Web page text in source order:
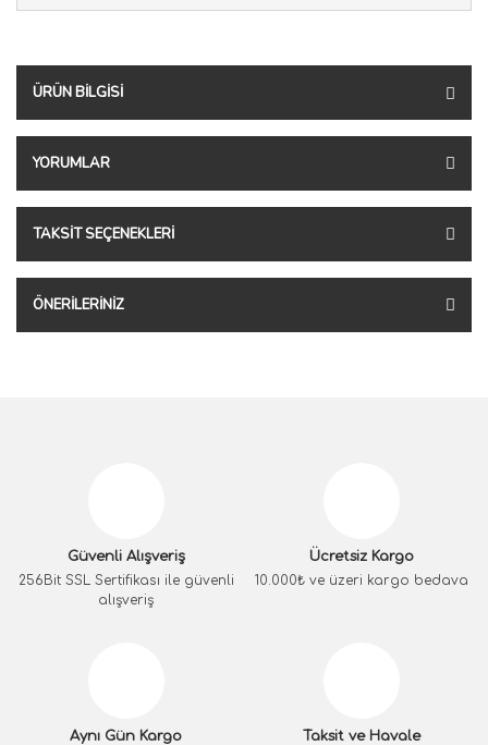
ÜRÜN BILGISI
YORUMLAR
TAKSIT SEÇENEKLERI
ÖNERILERINIZ
Güvenli Alışveriş
256Bit SSL Sertifikası ile güvenli
alışveriş
Ücretsiz Kargo
10.000₺ ve üzeri kargo bedava
Aynı Gün Kargo
Taksit ve Havale